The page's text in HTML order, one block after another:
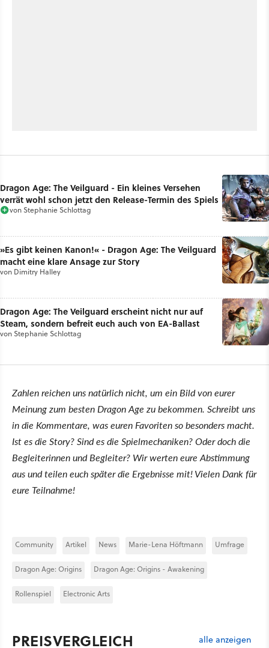
Dragon Age: The Veilguard - Ein kleines Versehen
verrät wohl schon jetzt den Release-Termin des Spiels
vonStephanie Schlottag
»Es gibt keinen Kanon!« - Dragon Age: The Veilguard
macht eine klare Ansage zur Story
von Dimitry Halley
Dragon Age: The Veilguard erscheint nicht nur auf
Steam, sondern befreit euch auch von EA-Ballast
vonStephanie Schlottag
Zahlen reichen uns natürlich nicht, um ein Bild von eurer
Meinung zum besten Dragon Age zu bekommen. Schreibt uns
in die Kommentare, was euren Favoriten so besonders macht.
Ist es die Story? Sind es die Spielmechaniken? Oder doch die
Begleiterinnen und Begleiter? Wir werten eure Abstimmung
aus und teilen euch später die Ergebnisse mit! Vielen Dank für
eure Teilnahme!
Community Artikel News Marie-Lena Höftmann Umfrage
Dragon Age: Origins Dragon Age: Origins - Awakening
Rollenspiel Electronic Arts
PREISVERGLEICH alle anzeigen